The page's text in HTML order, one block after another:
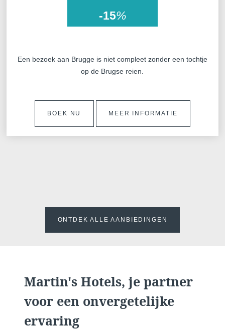
-15%
Een bezoek aan Brugge is niet compleet zonder een tochtje
op de Brugse reien.
BOEK NU MEER INFORMATIE
ONTDEK ALLE AANBIEDINGEN
Martin's Hotels, je partner
voor een onvergetelijke
ervaring